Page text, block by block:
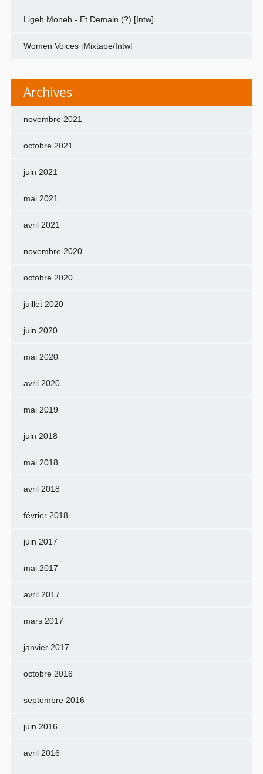
Ligeh Moneh - Et Demain (?) [Intw]
Women Voices [Mixtape/Intw]
Archives
novembre 2021
octobre 2021
juin 2021
mai 2021
avril 2021
novembre 2020
octobre 2020
juillet 2020
juin 2020
mai 2020
avril 2020
mai 2019
juin 2018
mai 2018
avril 2018
février 2018
juin 2017
mai 2017
avril 2017
mars 2017
janvier 2017
octobre 2016
septembre 2016
juin 2016
avril 2016